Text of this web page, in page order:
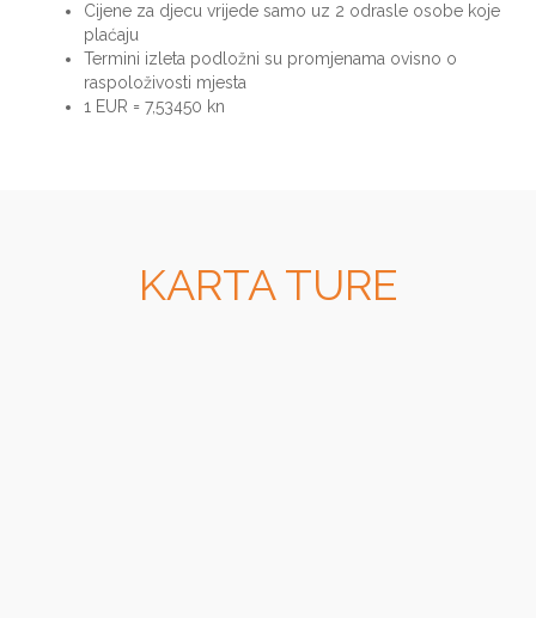
Cijene za djecu vrijede samo uz 2 odrasle osobe koje
plaćaju
Termini izleta podložni su promjenama ovisno o
raspoloživosti mjesta
1 EUR = 7,53450 kn
KARTA TURE